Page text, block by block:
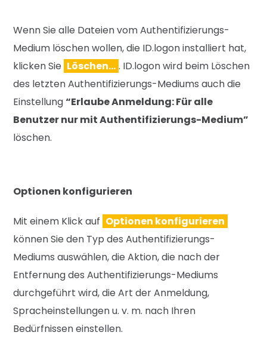
Wenn Sie alle Dateien vom Authentifizierungs-
Medium löschen wollen, die ID.logon installiert hat,
klicken Sie Löschen… . ID.logon wird beim Löschen
des letzten Authentifizierungs-Mediums auch die
Einstellung“Erlaube Anmeldung: Für alle
Benutzer nur mit Authentifizierungs-Medium”
löschen.
Optionen konfigurieren
Mit einem Klick auf Optionen konfigurieren
können Sie den Typ des Authentifizierungs-
Mediums auswählen, die Aktion, die nach der
Entfernung des Authentifizierungs-Mediums
durchgeführt wird, die Art der Anmeldung,
Spracheinstellungen u. v. m. nach Ihren
Bedürfnissen einstellen.